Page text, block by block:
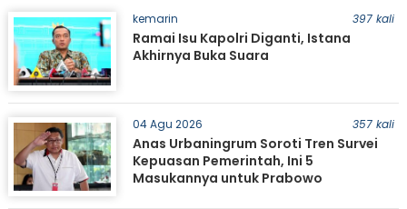
kemarin 397 kali
Ramai Isu Kapolri Diganti, Istana
Akhirnya Buka Suara
04 Agu 2026 357 kali
Anas Urbaningrum Soroti Tren Survei
Kepuasan Pemerintah, Ini 5
Masukannya untuk Prabowo